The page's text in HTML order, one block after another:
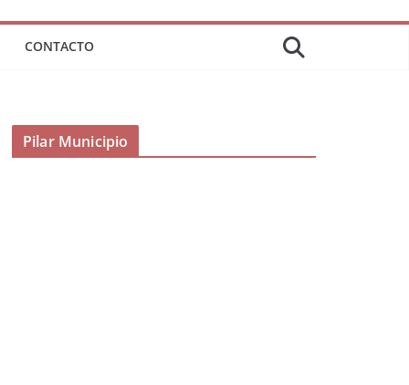
CONTACTO
Pilar Municipio